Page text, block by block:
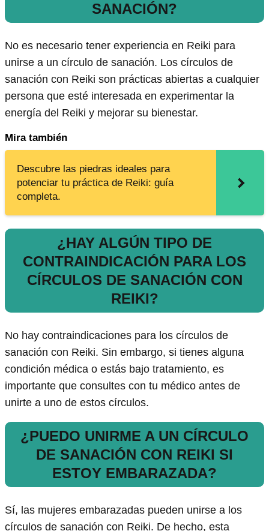
SANACIÓN?
No es necesario tener experiencia en Reiki para
unirse a un círculo de sanación. Los círculos de
sanación con Reiki son prácticas abiertas a cualquier
persona que esté interesada en experimentar la
energía del Reiki y mejorar su bienestar.
Mira también
Descubre las piedras ideales para
potenciar tu práctica de Reiki: guía
completa.
¿HAY ALGÚN TIPO DE
CONTRAINDICACIÓN PARA LOS
CÍRCULOS DE SANACIÓN CON
REIKI?
No hay contraindicaciones para los círculos de
sanación con Reiki. Sin embargo, si tienes alguna
condición médica o estás bajo tratamiento, es
importante que consultes con tu médico antes de
unirte a uno de estos círculos.
¿PUEDO UNIRME A UN CÍRCULO
DE SANACIÓN CON REIKI SI
ESTOY EMBARAZADA?
Sí, las mujeres embarazadas pueden unirse a los
círculos de sanación con Reiki. De hecho, esta